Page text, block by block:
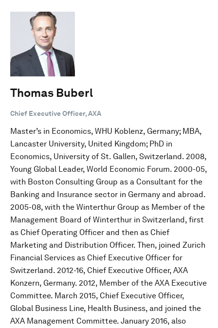
Thomas Buberl
Chief Executive Officer, AXA
Master’s in Economics, WHU Koblenz, Germany; MBA,
Lancaster University, United Kingdom; PhD in
Economics, University of St. Gallen, Switzerland. 2008,
Young Global Leader, World Economic Forum. 2000-05,
with Boston Consulting Group as a Consultant for the
Banking and Insurance sector in Germany and abroad.
2005-08, with the Winterthur Group as Member of the
Management Board of Winterthur in Switzerland, first
as Chief Operating Officer and then as Chief
Marketing and Distribution Officer. Then, joined Zurich
Financial Services as Chief Executive Officer for
Switzerland. 2012-16, Chief Executive Officer, AXA
Konzern, Germany. 2012, Member of the AXA Executive
Committee. March 2015, Chief Executive Officer,
Global Business Line, Health Business, and joined the
AXA Management Committee. January 2016, also